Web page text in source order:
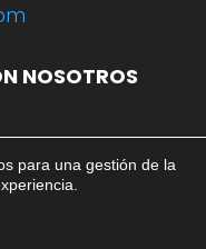
NOSOTROS
para una gestión de la